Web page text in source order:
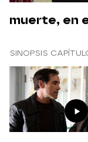
muerte, en
SINOPSIS